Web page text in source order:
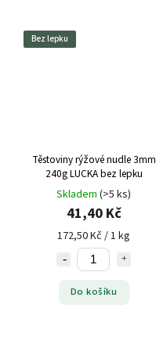
Bez lepku
Těstoviny rýžové nudle 3mm
240g LUCKA bez lepku
Skladem (>5 ks)
41,40 Kč
172,50 Kč / 1 kg
Do košíku